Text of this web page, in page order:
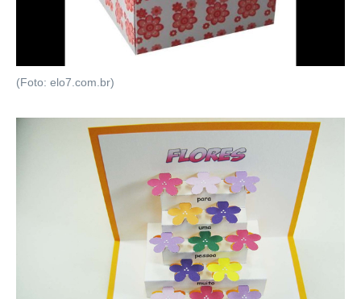
(Foto: elo7.com.br)